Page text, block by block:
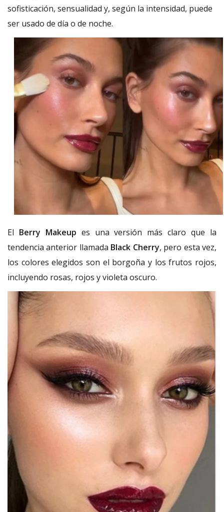
sofisticación, sensualidad y, según la intensidad, puede
ser usado de día o de noche.
El Berry Makeup es una versión más claro que la
tendencia anterior llamada Black Cherry, pero esta vez,
los colores elegidos son el borgoña y los frutos rojos,
incluyendo rosas, rojos y violeta oscuro.